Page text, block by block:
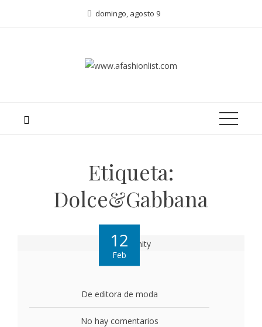
domingo, agosto 9
Etiqueta:
Dolce&Gabbana
12
Feb
De editora de moda
No hay comentarios